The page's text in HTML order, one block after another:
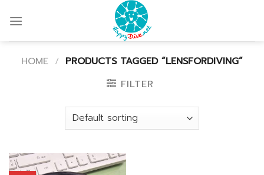
HOME / PRODUCTS TAGGED “LENSFORDIVING”
FILTER